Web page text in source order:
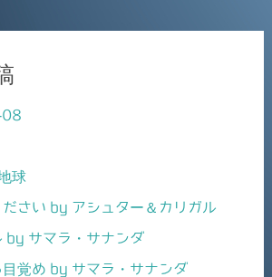
08
球
さい by アシュター＆カリガル
by サマラ・サナンダ
目覚め by サマラ・サナンダ